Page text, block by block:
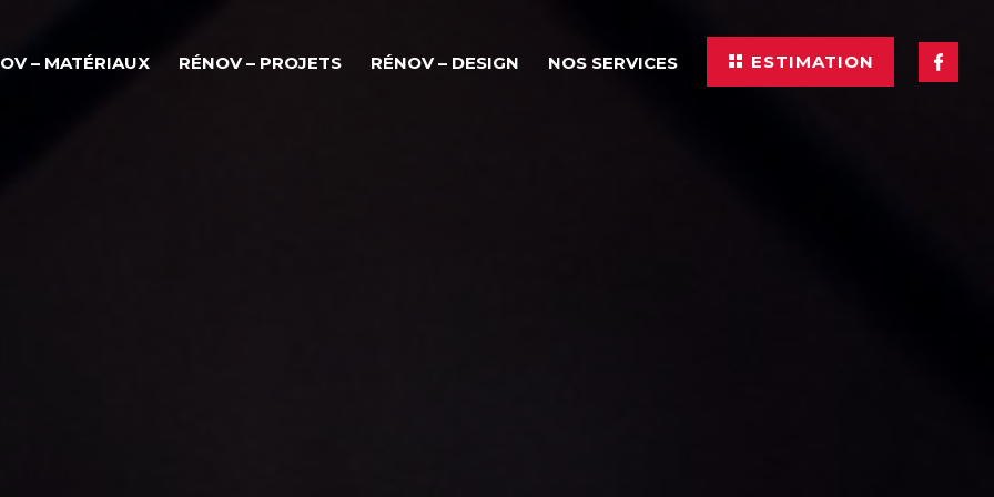
– MATÉRIAUX RÉNOV – PROJETS RÉNOV – DESIGN NOS SERVICES ESTIMATION